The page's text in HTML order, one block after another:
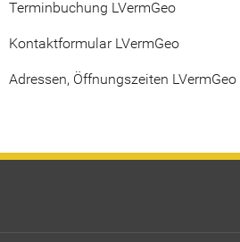
Terminbuchung LVermGeo
Kontaktformular LVermGeo
Adressen, Öffnungszeiten LVermGeo